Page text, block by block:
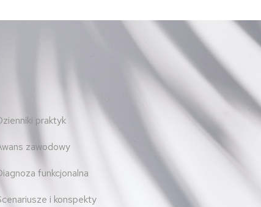
praktyk
zawodowy
funkcjonalna
i konspekty